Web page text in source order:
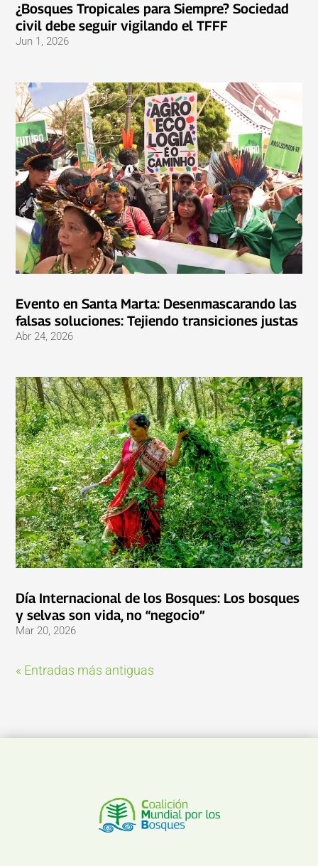
¿Bosques Tropicales para Siempre? Sociedad
civil debe seguir vigilando el TFFF
Jun 1, 2026
Evento en Santa Marta: Desenmascarando las
falsas soluciones: Tejiendo transiciones justas
Abr 24, 2026
Día Internacional de los Bosques: Los bosques
y selvas son vida, no “negocio”
Mar 20, 2026
« Entradas más antiguas